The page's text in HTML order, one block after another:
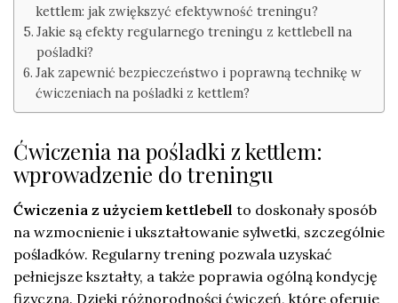
kettlem: jak zwiększyć efektywność treningu?
Jakie są efekty regularnego treningu z kettlebell na
pośladki?
Jak zapewnić bezpieczeństwo i poprawną technikę w
ćwiczeniach na pośladki z kettlem?
Ćwiczenia na pośladki z kettlem:
wprowadzenie do treningu
Ćwiczenia z użyciem kettlebell to doskonały sposób
na wzmocnienie i ukształtowanie sylwetki, szczególnie
pośladków. Regularny trening pozwala uzyskać
pełniejsze kształty, a także poprawia ogólną kondycję
fizyczną. Dzięki różnorodności ćwiczeń, które oferuje